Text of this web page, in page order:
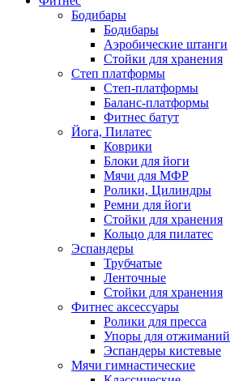
Бодибары
Бодибары
Аэробические штанги
Стойки для хранения
Степ платформы
Степ-платформы
Баланс-платформы
Фитнес батут
Йога, Пилатес
Коврики
Блоки для йоги
Мячи для МФР
Ролики, Цилиндры
Ремни для йоги
Стойки для хранения
Кольцо для пилатес
Эспандеры
Трубчатые
Ленточные
Стойки для хранения
Фитнес аксессуары
Ролики для пресса
Упоры для отжиманий
Эспандеры кистевые
Мячи гимнастические